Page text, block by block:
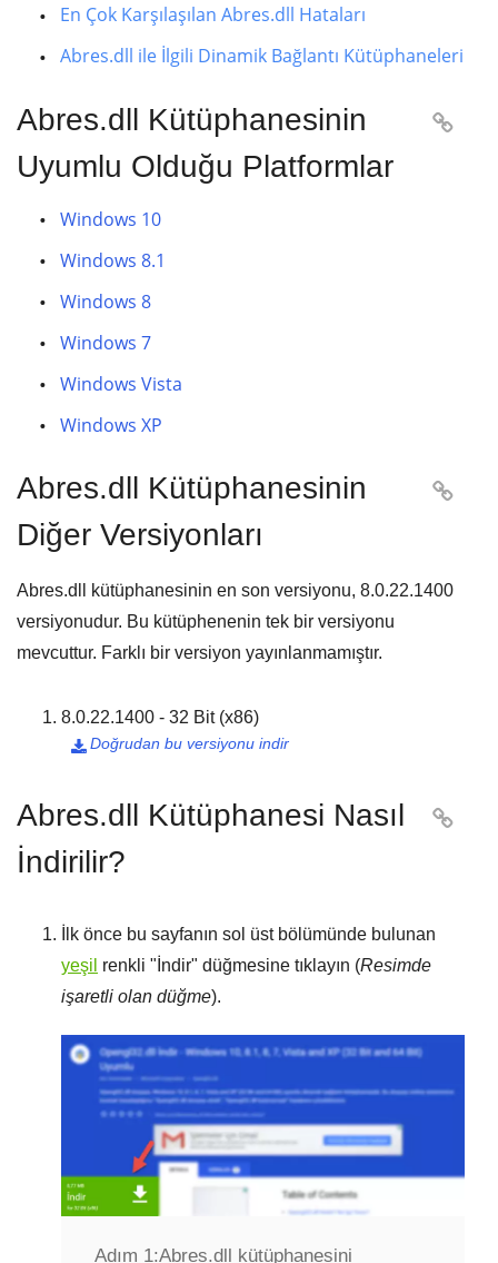
En Çok Karşılaşılan Abres.dll Hataları
Abres.dll ile İlgili Dinamik Bağlantı Kütüphaneleri
Abres.dll Kütüphanesinin
Uyumlu Olduğu Platformlar

Windows 10
Windows 8.1
Windows 8
Windows 7
Windows Vista
Windows XP
Abres.dll Kütüphanesinin
Diğer Versiyonları

Abres.dll kütüphanesinin en son versiyonu, 8.0.22.1400
versiyonudur. Bu kütüphenenin tek bir versiyonu
mevcuttur. Farklı bir versiyon yayınlanmamıştır.
8.0.22.1400 - 32 Bit (x86)
Doğrudan bu versiyonu indir

Abres.dll Kütüphanesi Nasıl
İndirilir?

İlk önce bu sayfanın sol üst bölümünde bulunan
yeşil renkli " İndir" düğmesine tıklayın (Resimde
işaretli olan düğme).
Adım 1:Abres.dll kütüphanesini